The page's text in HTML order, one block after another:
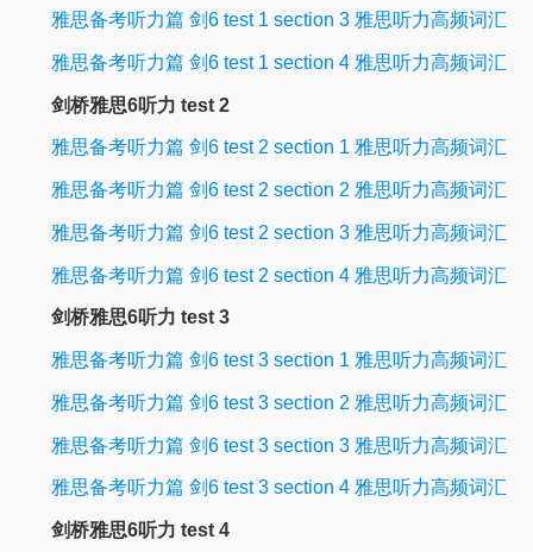
雅思备考听力篇 剑6 test 1 section 3 雅思听力高频词汇
雅思备考听力篇 剑6 test 1 section 4 雅思听力高频词汇
剑桥雅思6听力 test 2
雅思备考听力篇 剑6 test 2 section 1 雅思听力高频词汇
雅思备考听力篇 剑6 test 2 section 2 雅思听力高频词汇
雅思备考听力篇 剑6 test 2 section 3 雅思听力高频词汇
雅思备考听力篇 剑6 test 2 section 4 雅思听力高频词汇
剑桥雅思6听力 test 3
雅思备考听力篇 剑6 test 3 section 1 雅思听力高频词汇
雅思备考听力篇 剑6 test 3 section 2 雅思听力高频词汇
雅思备考听力篇 剑6 test 3 section 3 雅思听力高频词汇
雅思备考听力篇 剑6 test 3 section 4 雅思听力高频词汇
剑桥雅思6听力 test 4